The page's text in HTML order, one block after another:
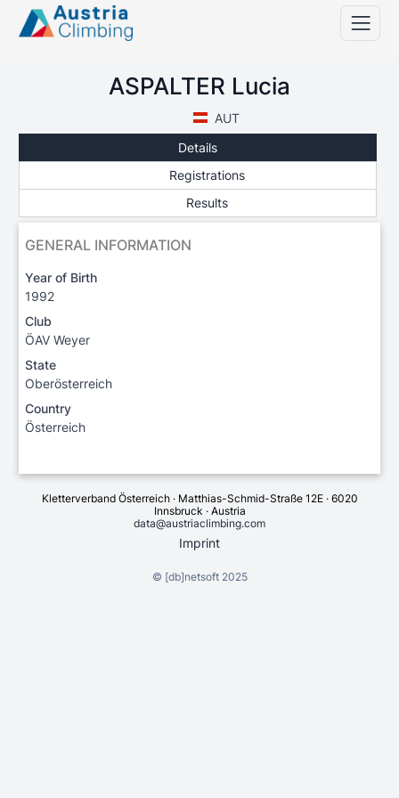
ASPALTER Lucia
AUT
Details
Registrations
Results
GENERAL INFORMATION
Year of Birth
1992
Club
ÖAV Weyer
State
Oberösterreich
Country
Österreich
Kletterverband Österreich · Matthias-Schmid-Straße 12E · 6020
Innsbruck · Austria
data@austriaclimbing.com
Imprint
© [db]netsoft2025